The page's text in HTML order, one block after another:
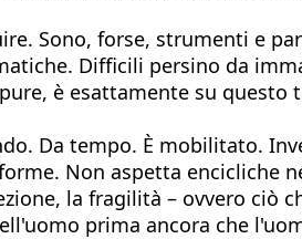
Sono, forse, strumenti e
Difficili persino da
è esattamente su questo
Da tempo. È mobilitato.
Non aspetta encicliche
la fragilità – ovvero ciò
prima ancora che